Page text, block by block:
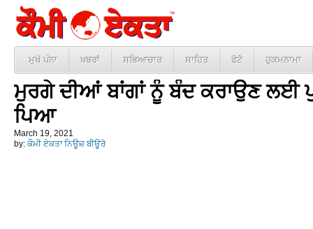
ਮੁਖੱ ਪੰਨਾ ਖ਼ਬਰਾਂ ਸਭਿਆਚਾਰ ਸਾਹਿਤ ਫੋਟੋ ਹੁਕਮਨਾਮਾ
ਮੁਰਗੇ ਦੀਆਂ ਬਾਂਗਾਂ ਨੂੰ ਬੰਦ ਕਰਾਉਣ ਲਈ
ਪਿਆ
March 19, 2021
by: ਕੌਮੀ ਏਕਤਾ ਨਿਊਜ਼ ਬੀਊਰੋ